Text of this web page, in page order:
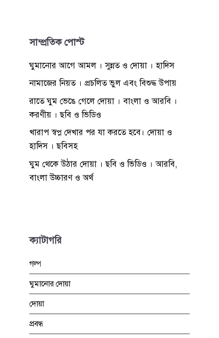
সাম্প্রতিক পোস্ট
ঘুমানোর আগে আমল । সুন্নত ও দোয়া । হাদিস
নামাজের নিয়ত । প্রচলিত ভুল এবং বিশুদ্ধ উপায়
রাতে ঘুম ভেঙে গেলে দোয়া । বাংলা ও আরবি ।
করণীয় । ছবি ও ভিডিও
খারাপ স্বপ্ন দেখার পর যা করতে হবে। দোয়া ও
হাদিস । ছবিসহ
ঘুম থেকে উঠার দোয়া । ছবি ও ভিডিও । আরবি,
বাংলা উচ্চারণ ও অর্থ
ক্যাটাগরি
গল্প
ঘুমানোর দোয়া
দোয়া
প্রবন্ধ